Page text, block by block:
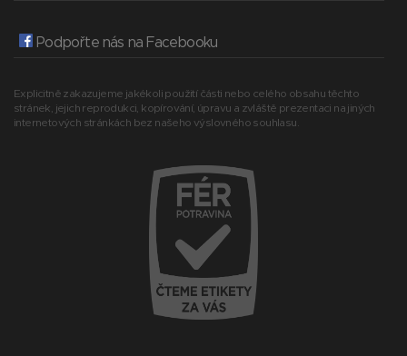
Podpořte nás na Facebooku
Explicitně zakazujeme jakékoli použití části nebo celého obsahu těchto
stránek, jejich reprodukci, kopírování, úpravu a zvláště prezentaci na jiných
internetových stránkách bez našeho výslovného souhlasu.